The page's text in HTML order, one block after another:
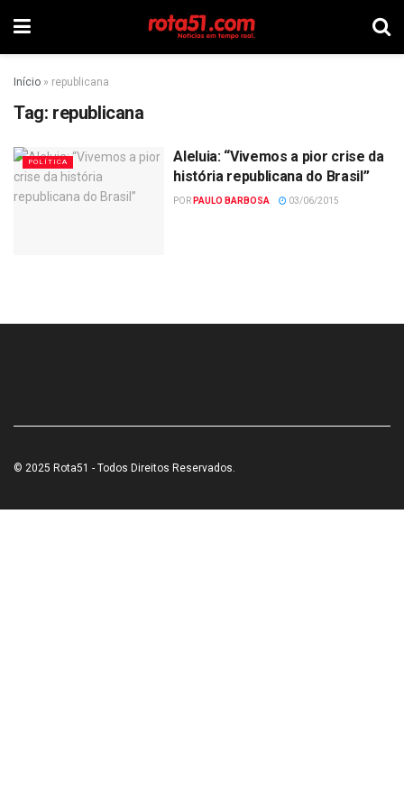
Início » republicana
Tag: republicana
POLÍTICA
Aleluia: “Vivemos a pior crise da
história republicana do Brasil”
POR PAULO BARBOSA 03/06/2015
© 2025 Rota51 - Todos Direitos Reservados.